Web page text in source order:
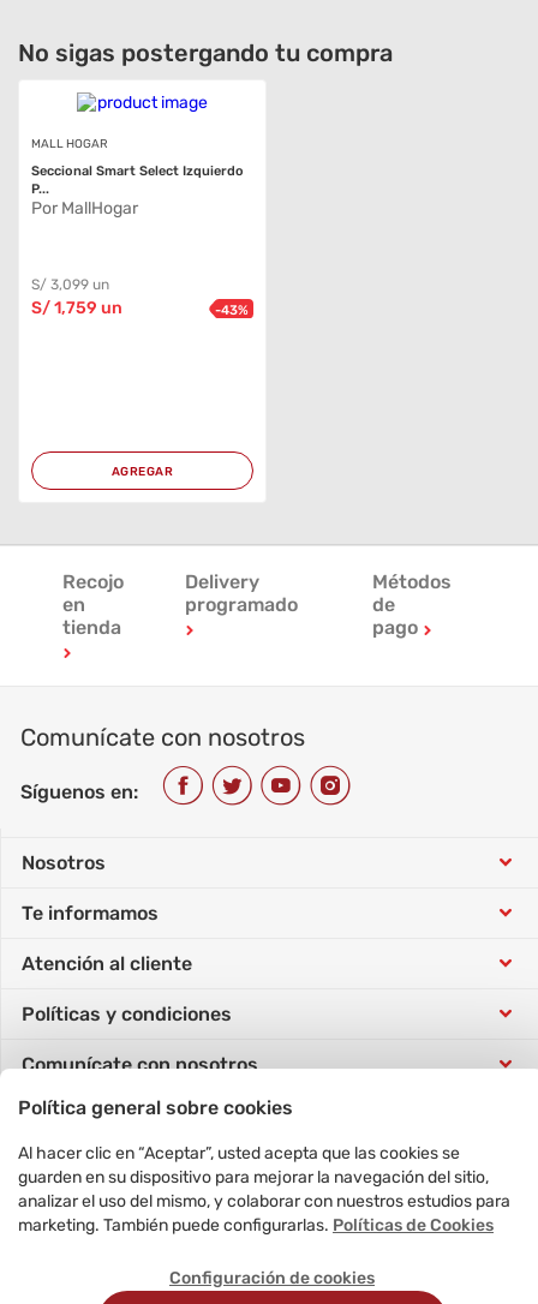
Política general sobre cookies
Al hacer clic en “Aceptar”, usted acepta que las cookies se
guarden en su dispositivo para mejorar la navegación del sitio,
analizar el uso del mismo, y colaborar con nuestros estudios para
marketing. También puede configurarlas. Políticas de Cookies
Configuración de cookies
No sigas postergando tu compra
MALL HOGAR
Seccional Smart Select Izquierdo
P...
Por MallHogar
S/ 3,099 un
S/1,759 un -43%
AGREGAR
Recojo
en
tienda
Delivery
programado
Métodos
de
pago
Comunícate con nosotros
Síguenos en:
Nosotros
Conócenos
Trabaja con nosotros
Ventas corporativas
Te informamos
Tarjeta Sip
Concursos
Cyber Wow
Atención al cliente
Tutorial de compra
Horarios atención telefónica
Cambios y devoluciones
Políticas y condiciones
Política de datos personales
Formulario Derecho ARCO
Condiciones de promociones
Términos y condiciones
Comunícate con nosotros
Conoce y gestiona tus pedidos
en un solo clic
Ir a Mis Pedidos
Resuelve tus dudas con Vea
Ir a WhatsApp
Razón Social: Compañía Food Retail S.A.C.
RUC: 20608300393